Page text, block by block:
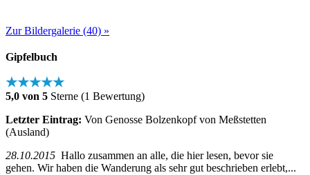
Zur Bildergalerie (40) »
Gipfelbuch
★★★★★
5,0 von 5 Sterne (1 Bewertung)
Letzter Eintrag: Von Genosse Bolzenkopf von Meßstetten
(Ausland)
28.10.2015 Hallo zusammen an alle, die hier lesen, bevor sie
gehen. Wir haben die Wanderung als sehr gut beschrieben erlebt,...